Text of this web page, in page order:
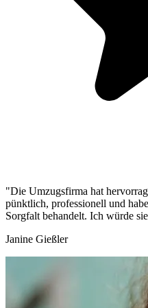
"Die Umzugsfirma hat
pünktlich, professionell und
Sorgfalt behandelt. Ich würde
Janine Gießler